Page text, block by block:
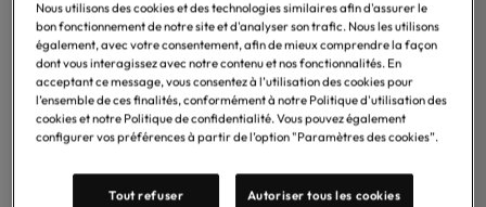
Nous utilisons des cookies et des technologies similaires afin d'assurer le
bon fonctionnement de notre site et d'analyser son trafic. Nous les utilisons
également, avec votre consentement, afin de mieux comprendre la façon
dont vous interagissez avec notre contenu et nos fonctionnalités. En
acceptant ce message, vous consentez à l’utilisation des cookies pour
l’ensemble de ces finalités, conformément à notre Politique d'utilisation des
cookies et notre Politique de confidentialité. Vous pouvez également
configurer vos préférences à partir de l’option "Paramètres des cookies”.
Tout refuser Autoriser tous les cookies